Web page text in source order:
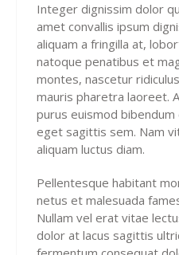
Integer dignissim dolor
amet convallis ipsum
aliquam a fringilla at,
natoque penatibus et
montes, nascetur
mauris pharetra laoreet.
purus euismod
eget sagittis sem. Nam
aliquam luctus diam.
Pellentesque habitant
netus et malesuada
Nullam vel erat vitae
dolor at lacus sagittis